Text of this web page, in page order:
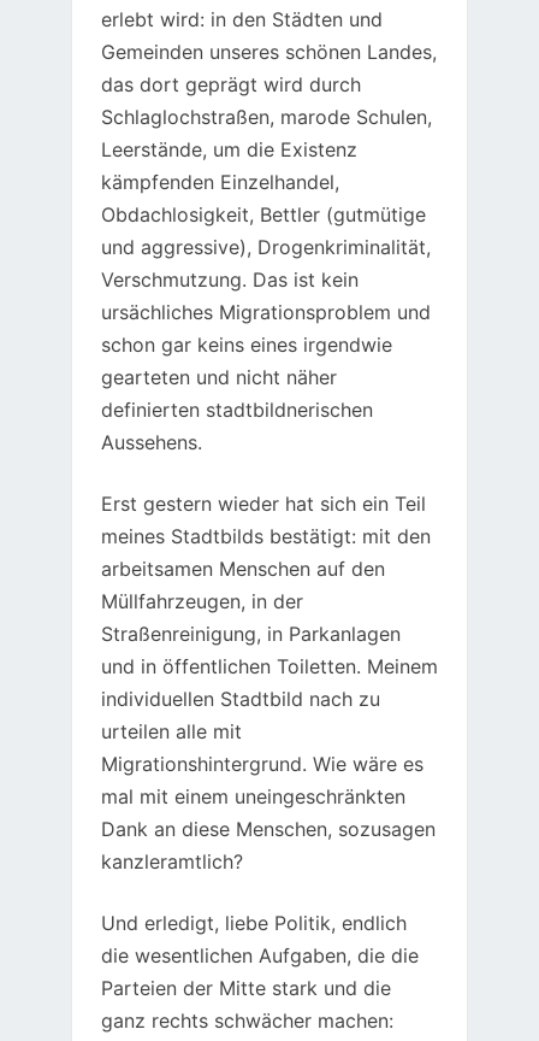
erlebt wird: in den Städten und
Gemeinden unseres schönen Landes,
das dort geprägt wird durch
Schlaglochstraßen, marode Schulen,
Leerstände, um die Existenz
kämpfenden Einzelhandel,
Obdachlosigkeit, Bettler (gutmütige
und aggressive), Drogenkriminalität,
Verschmutzung. Das ist kein
ursächliches Migrationsproblem und
schon gar keins eines irgendwie
gearteten und nicht näher
definierten stadtbildnerischen
Aussehens.
Erst gestern wieder hat sich ein Teil
meines Stadtbilds bestätigt: mit den
arbeitsamen Menschen auf den
Müllfahrzeugen, in der
Straßenreinigung, in Parkanlagen
und in öffentlichen Toiletten. Meinem
individuellen Stadtbild nach zu
urteilen alle mit
Migrationshintergrund. Wie wäre es
mal mit einem uneingeschränkten
Dank an diese Menschen, sozusagen
kanzleramtlich?
Und erledigt, liebe Politik, endlich
die wesentlichen Aufgaben, die die
Parteien der Mitte stark und die
ganz rechts schwächer machen: